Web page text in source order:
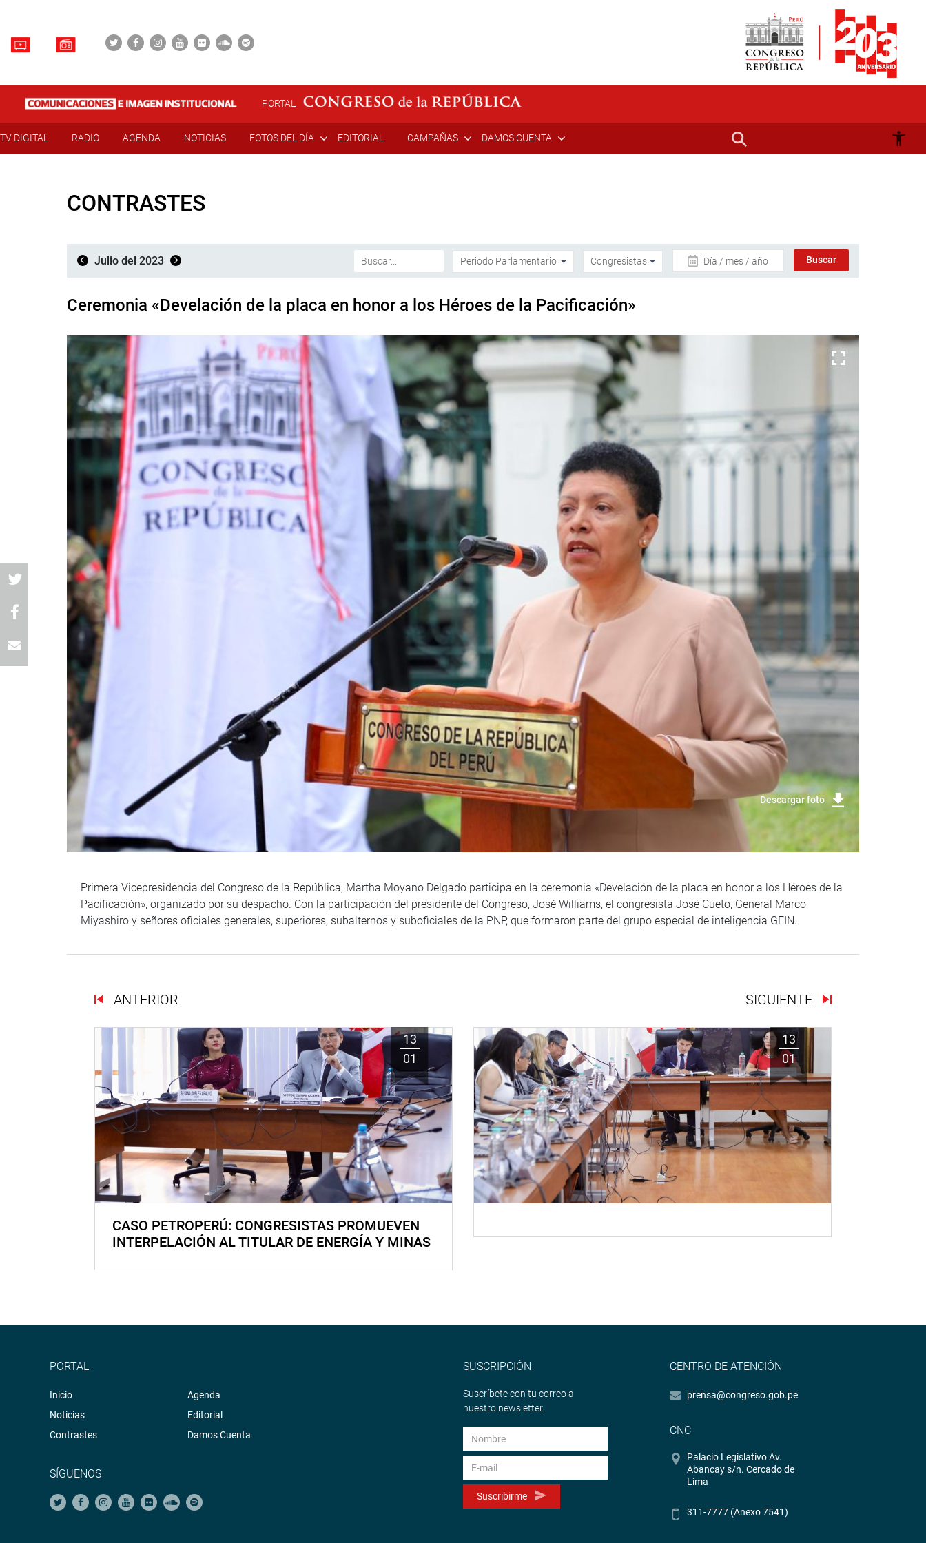
PORTAL
TV DIGITAL RADIO AGENDA NOTICIAS FOTOS DEL DÍA EDITORIAL CAMPAÑAS DAMOS CUENTA
CONTRASTES
Julio del 2023 Día / mes / año
Ceremonia «Develación de la placa en honor a los Héroes de la Pacificación»
Descargar foto
Primera Vicepresidencia del Congreso de la República, Martha Moyano Delgado participa en la ceremonia «Develación de la placa en honor a los Héroes de la
Pacificación», organizado por su despacho. Con la participación del presidente del Congreso, José Williams, el congresista José Cueto, General Marco
Miyashiro y señores oficiales generales, superiores, subalternos y suboficiales de la PNP, que formaron parte del grupo especial de inteligencia GEIN.
ANTERIOR SIGUIENTE
13
01
CASO PETROPERÚ: CONGRESISTAS PROMUEVEN
INTERPELACIÓN AL TITULAR DE ENERGÍA Y MINAS
13
01
PORTAL
Inicio
Noticias
Contrastes
Agenda
Editorial
Damos Cuenta
SÍGUENOS
SUSCRIPCIÓN
Suscríbete con tu correo a
nuestro newsletter.
Suscribirme
CENTRO DE ATENCIÓN
prensa@congreso.gob.pe
CNC
Palacio Legislativo Av.
Abancay s/n. Cercado de
Lima
311-7777 (Anexo 7541)